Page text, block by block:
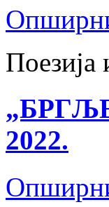
Поезија
2022.